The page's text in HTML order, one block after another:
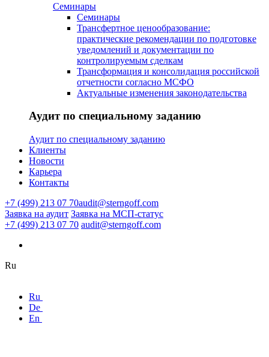
Семинары
Семинары
Трансфертное ценообразование:
практические рекомендации по подготовке
уведомлений и документации по
контролируемым сделкам
Трансформация и консолидация российской
отчетности согласно МСФО
Актуальные изменения законодательства
Аудит по специальному заданию
Аудит по специальному заданию
Клиенты
Новости
Карьера
Контакты
+7 (499) 213 07 70audit@sterngoff.com
Заявка на аудит Заявка на МСП-статус
+7 (499) 213 07 70 audit@sterngoff.com
Ru
Ru
De
En